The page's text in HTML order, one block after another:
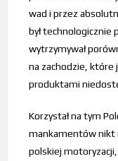
wad i przez
był technologicznie
wytrzymywał
na zachodzie, które
produktami
Korzystał na tym
mankamentów nikt
polskiej